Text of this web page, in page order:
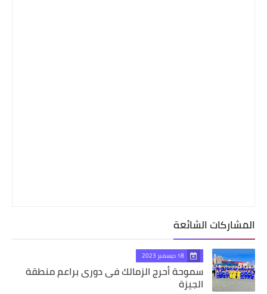
المشاركات الشائعة
18 ديسمبر 2023
سموحة أحرج الزمالك فى دورى براعم منطقة
الجيزة